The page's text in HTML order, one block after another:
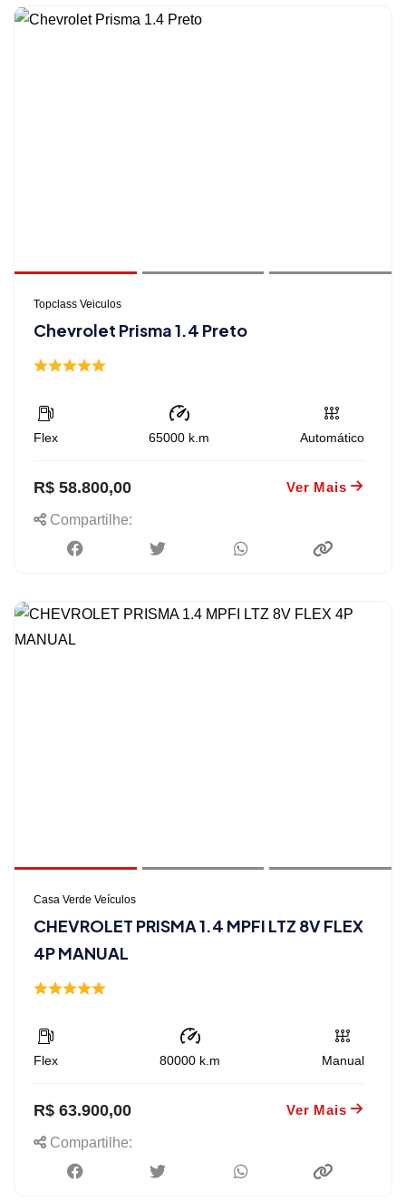
Topclass Veiculos
Chevrolet Prisma 1.4 Preto
Flex 65000 k.m Automático
R$ 58.800,00 Ver Mais
Compartilhe:
Casa Verde Veículos
CHEVROLET PRISMA 1.4 MPFI LTZ 8V FLEX
4P MANUAL
Flex 80000 k.m Manual
R$ 63.900,00 Ver Mais
Compartilhe: